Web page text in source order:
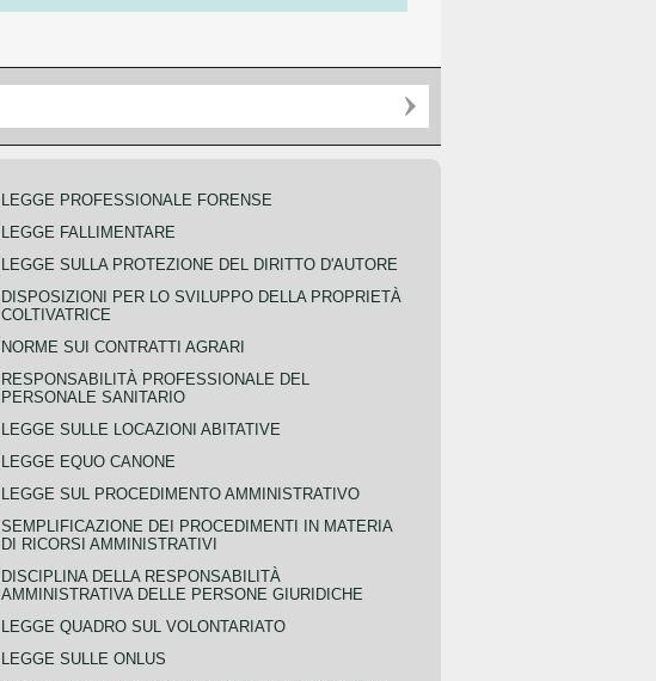
LEGGE PROFESSIONALE FORENSE
LEGGE FALLIMENTARE
LEGGE SULLA PROTEZIONE DEL DIRITTO D'AUTORE
DISPOSIZIONI PER LO SVILUPPO DELLA PROPRIETÀ
COLTIVATRICE
NORME SUI CONTRATTI AGRARI
RESPONSABILITÀ PROFESSIONALE DEL
PERSONALE SANITARIO
LEGGE SULLE LOCAZIONI ABITATIVE
LEGGE EQUO CANONE
LEGGE SUL PROCEDIMENTO AMMINISTRATIVO
SEMPLIFICAZIONE DEI PROCEDIMENTI IN MATERIA
DI RICORSI AMMINISTRATIVI
DISCIPLINA DELLA RESPONSABILITÀ
AMMINISTRATIVA DELLE PERSONE GIURIDICHE
LEGGE QUADRO SUL VOLONTARIATO
LEGGE SULLE ONLUS